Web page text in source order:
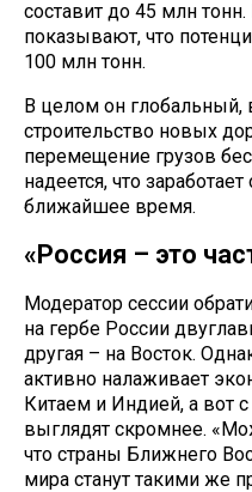
составит до 45 млн
показывают, что
100 млн тонн.
В целом он глобальный,
строительство новых
перемещение грузов
надеется, что
ближайшее время.
«Россия – это
Модератор сессии
на гербе России
другая – на Восток.
активно налаживает
Китаем и Индией, а вот
выглядят скромнее.
что страны Ближнего
мира станут такими же